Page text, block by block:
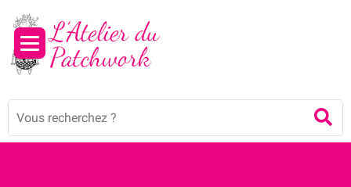
Mots